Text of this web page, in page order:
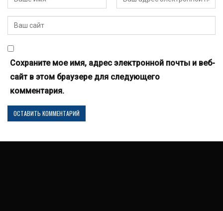
Сохраните мое имя, адрес электронной почты и веб-
сайт в этом браузере для следующего
комментария.